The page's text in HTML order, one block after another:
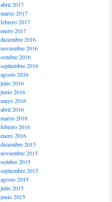
abril 2017
marzo 2017
febrero 2017
enero 2017
diciembre 2016
noviembre 2016
octubre 2016
septiembre 2016
agosto 2016
julio 2016
junio 2016
mayo 2016
abril 2016
marzo 2016
febrero 2016
enero 2016
diciembre 2015
noviembre 2015
octubre 2015
septiembre 2015
agosto 2015
julio 2015
junio 2015